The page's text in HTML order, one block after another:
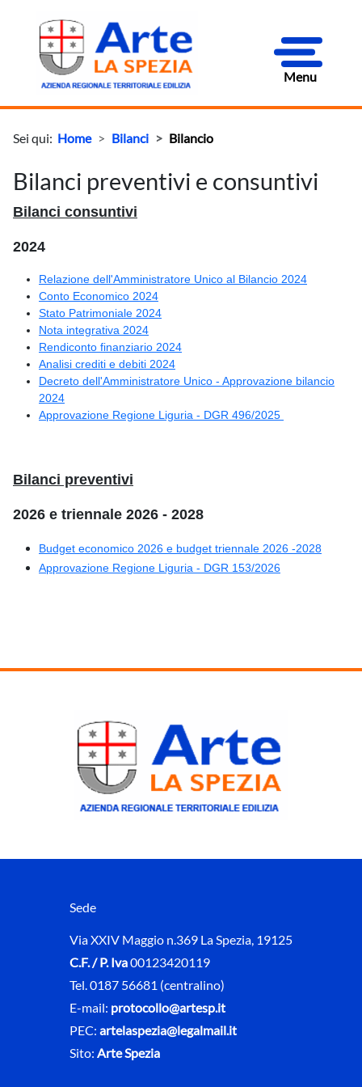
Menu
Sei qui: Home Bilanci Bilancio
Bilanci preventivi e consuntivi
Bilanci consuntivi
2024
Relazione dell'Amministratore Unico al Bilancio 2024
Conto Economico 2024
Stato Patrimoniale 2024
Nota integrativa 2024
Rendiconto finanziario 2024
Analisi crediti e debiti 2024
Decreto dell'Amministratore Unico - Approvazione bilancio
2024
Approvazione Regione Liguria - DGR 496/2025
Bilanci preventivi
2026 e triennale 2026 - 2028
Budget economico 2026 e budget triennale 2026 -2028
Approvazione Regione Liguria - DGR 153/2026
Sede
Via XXIV Maggio n.369 La Spezia, 19125
C.F. / P. Iva00123420119
Tel. 0187 56681 (centralino)
E-mail: protocollo@artesp.it
PEC: artelaspezia@legalmail.it
Sito: Arte Spezia